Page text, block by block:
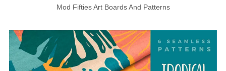
Mod Fifties Art Boards And Patterns